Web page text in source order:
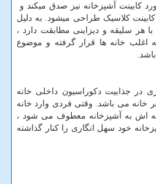
کابینت آشپزخانه نیز صدق میکند و
کلاسیک طراحی میشود. به دلیل
با هر سلیقه و دیزاینی مطابقت دارد ،
اغلب خانه ها قرار گرفته و موضوع
در جذابیت دکوراسیون داخلی خانه
خانه می باشد. وقتی فردی وارد خانه
اش به آشپزخانه معطوف می شود ،
خود سهل ‌انگاری را کنار گذاشته